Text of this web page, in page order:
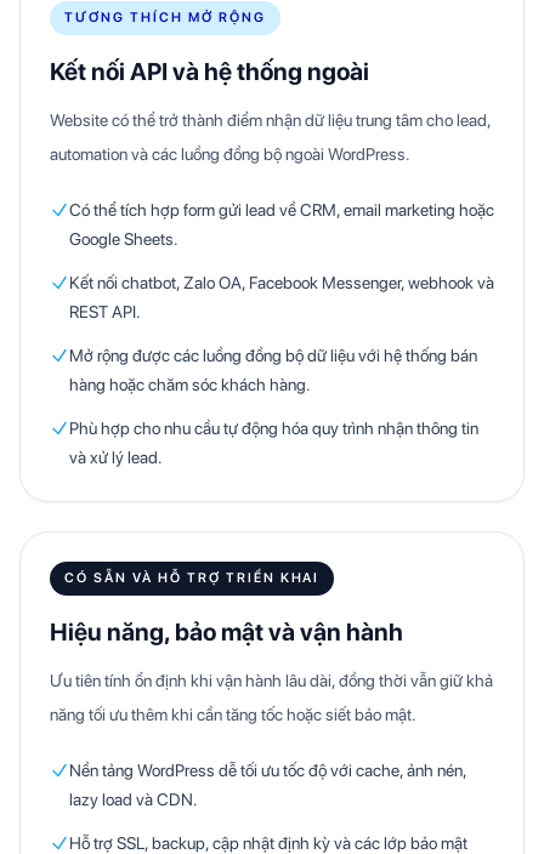
TƯƠNG THÍCH MỞ RỘNG
Kết nối API và hệ thống ngoài
Website có thể trở thành điểm nhận dữ liệu trung tâm cho lead,
automation và các luồng đồng bộ ngoài WordPress.
Có thể tích hợp form gửi lead về CRM, email marketing hoặc
Google Sheets.
Kết nối chatbot, Zalo OA, Facebook Messenger, webhook và
REST API.
Mở rộng được các luồng đồng bộ dữ liệu với hệ thống bán
hàng hoặc chăm sóc khách hàng.
Phù hợp cho nhu cầu tự động hóa quy trình nhận thông tin
và xử lý lead.
CÓ SẴN VÀ HỖ TRỢ TRIỂN KHAI
Hiệu năng, bảo mật và vận hành
Ưu tiên tính ổn định khi vận hành lâu dài, đồng thời vẫn giữ khả
năng tối ưu thêm khi cần tăng tốc hoặc siết bảo mật.
Nền tảng WordPress dễ tối ưu tốc độ với cache, ảnh nén,
lazy load và CDN.
Hỗ trợ SSL, backup, cập nhật định kỳ và các lớp bảo mật